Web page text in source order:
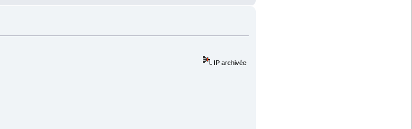
IP archivée